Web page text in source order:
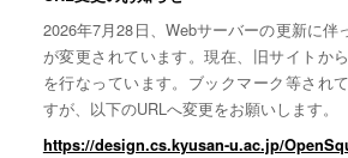
2026年7月28日、Webサーバーの更新に伴
が変更されています。現在、旧サイトか
を行なっています。ブックマーク等され
すが、以下のURLへ変更をお願いします。
https://design.cs.kyusan-u.ac.jp/